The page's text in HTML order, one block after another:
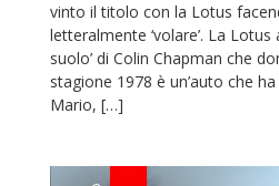
vinto il titolo con la Lotus
letteralmente ‘volare’. La Lotus
suolo’ di Colin Chapman che
stagione 1978 è un’auto che
Mario, […]